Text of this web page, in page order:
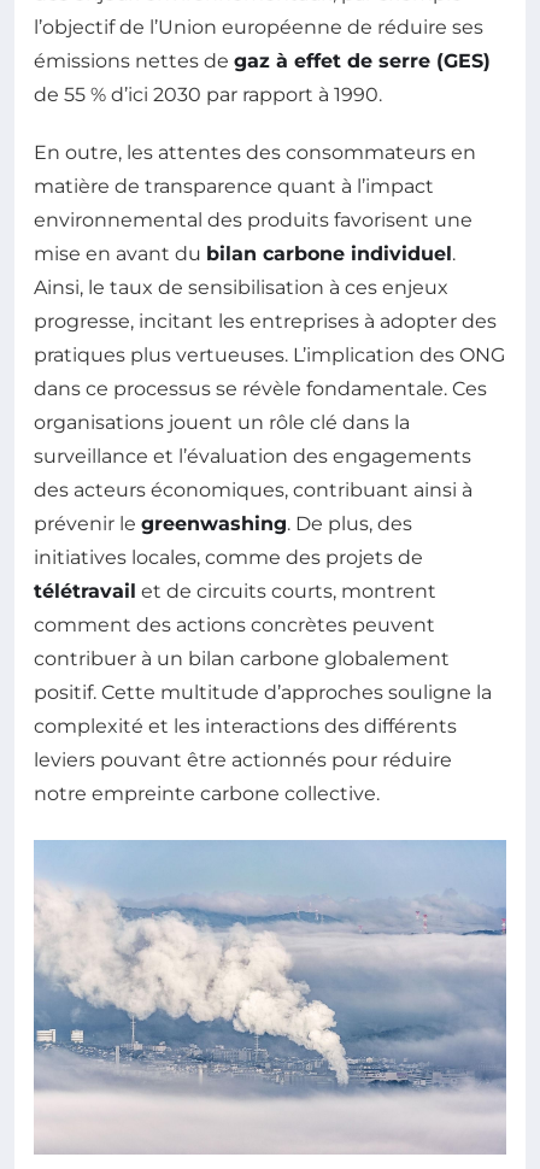
l’objectif de l’Union européenne de réduire ses
émissions nettes de gaz à effet de serre (GES)
de 55 % d’ici 2030 par rapport à 1990.
En outre, les attentes des consommateurs en
matière de transparence quant à l’impact
environnemental des produits favorisent une
mise en avant du bilan carbone individuel.
Ainsi, le taux de sensibilisation à ces enjeux
progresse, incitant les entreprises à adopter des
pratiques plus vertueuses. L’implication des ONG
dans ce processus se révèle fondamentale. Ces
organisations jouent un rôle clé dans la
surveillance et l’évaluation des engagements
des acteurs économiques, contribuant ainsi à
prévenir le greenwashing. De plus, des
initiatives locales, comme des projets de
télétravail et de circuits courts, montrent
comment des actions concrètes peuvent
contribuer à un bilan carbone globalement
positif. Cette multitude d’approches souligne la
complexité et les interactions des différents
leviers pouvant être actionnés pour réduire
notre empreinte carbone collective.